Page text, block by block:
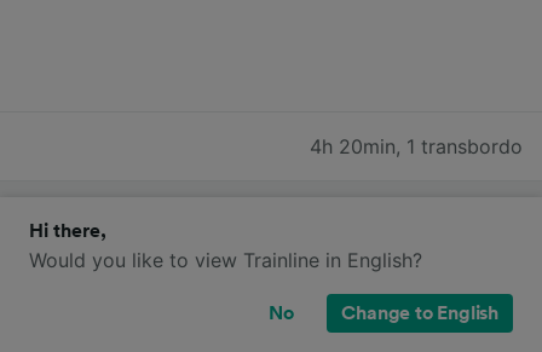
4h 20min, 1 transbordo
Buscar todos los horarios y precios de hoy
Hi there,
Would you like to view Trainline in English?
No Change to English